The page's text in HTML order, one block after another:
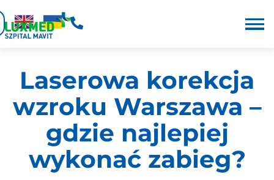
Laserowa korekcja
wzroku Warszawa –
gdzie najlepiej
wykonać zabieg?